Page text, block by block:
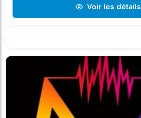
Voir les détails